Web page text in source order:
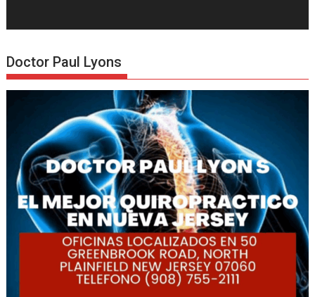
Doctor Paul Lyons